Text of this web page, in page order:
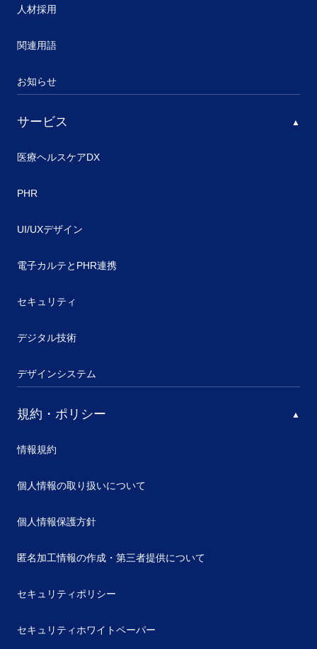
人材採用
関連用語
お知らせ
サービス
医療ヘルスケアDX
PHR
UI/UXデザイン
電子カルテとPHR連携
セキュリティ
デジタル技術
デザインシステム
規約・ポリシー
情報規約
個人情報の取り扱いについて
個人情報保護方針
匿名加工情報の作成・第三者提供について
セキュリティポリシー
セキュリティホワイトペーパー